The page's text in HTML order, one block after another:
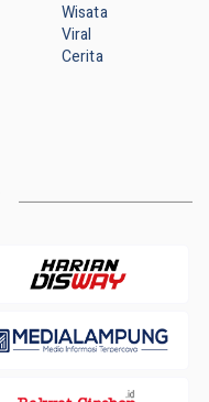
Wisata
Viral
Cerita